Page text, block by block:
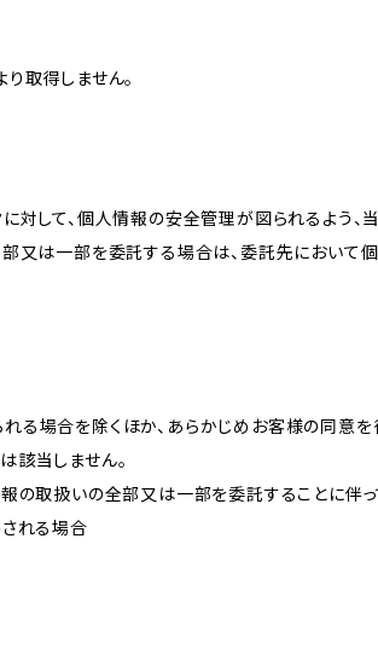
取得しません。
対して、個人情報の安全管理が図られるよう、
又は一部を委託する場合は、委託先において
る場合を除くほか、あらかじめお客様の同意
該当しません。
の取扱いの全部又は一部を委託することに伴
れる場合